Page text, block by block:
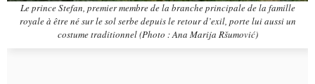
Le prince Stefan, premier membre de la branche principale de la famille
royale à être né sur le sol serbe depuis le retour d’exil, porte lui aussi un
costume traditionnel (Photo : Ana Marija Ršumović)